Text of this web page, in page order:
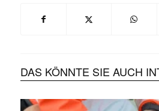
DAS KÖNNTE SIE AUCH